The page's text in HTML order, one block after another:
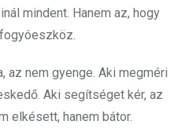
mindent. Hanem az, hogy
az nem gyenge. Aki megméri
Aki segítséget kér, az
elkésett, hanem bátor.